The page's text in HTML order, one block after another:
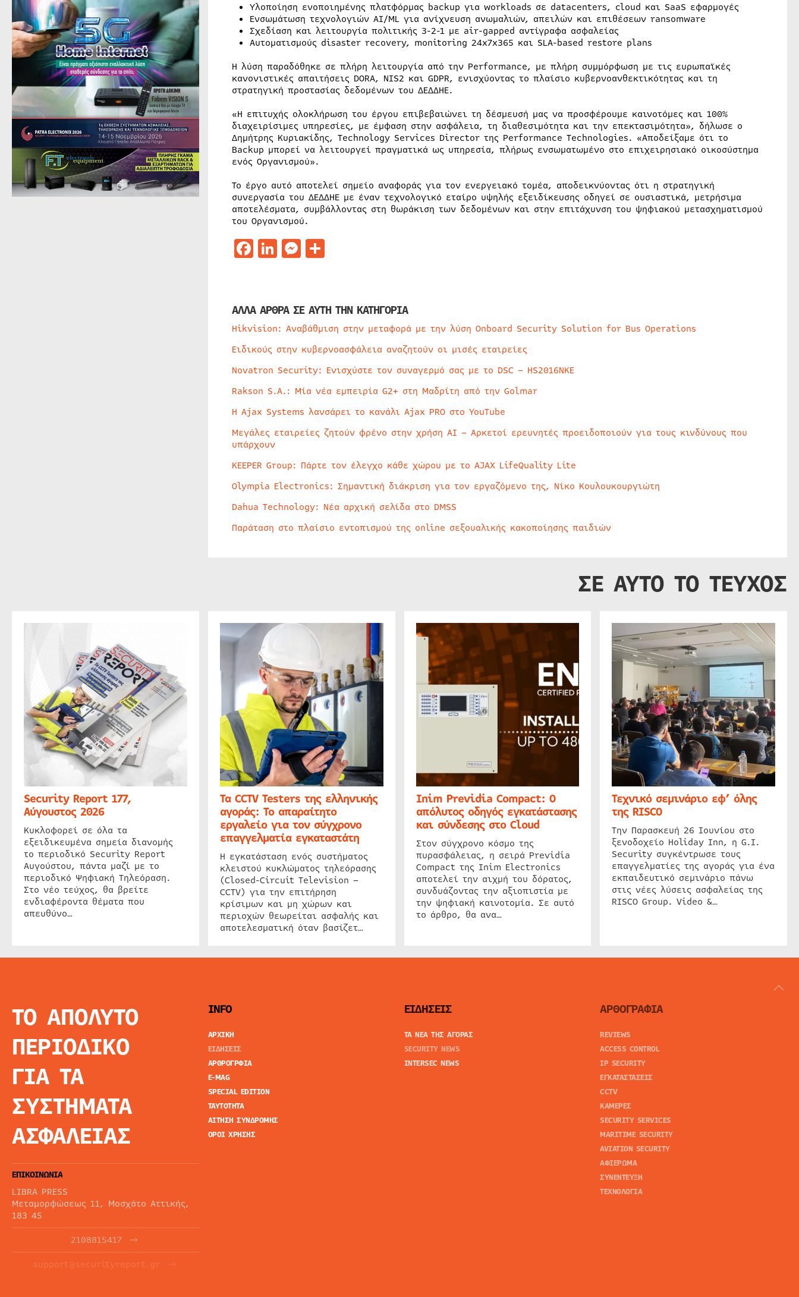
Υλοποίηση ενοποιημένης πλατφόρμας backup για workloads σε datacenters, cloud και SaaS εφαρμογές
Ενσωμάτωση τεχνολογιών AI/ML για ανίχνευση ανωμαλιών, απειλών και επιθέσεων ransomware
Σχεδίαση και λειτουργία πολιτικής 3-2-1 με air-gapped αντίγραφα ασφαλείας
Αυτοματισμούς disaster recovery, monitoring 24x7x365 και SLA-based restore plans
Η λύση παραδόθηκε σε πλήρη λειτουργία από την Performance, με πλήρη συμμόρφωση με τις ευρωπαϊκές
κανονιστικές απαιτήσεις DORA, NIS2 και GDPR, ενισχύοντας το πλαίσιο κυβερνοανθεκτικότητας και τη
στρατηγική προστασίας δεδομένων του ΔΕΔΔΗΕ.
«Η επιτυχής ολοκλήρωση του έργου επιβεβαιώνει τη δέσμευσή μας να προσφέρουμε καινοτόμες και 100%
διαχειρίσιμες υπηρεσίες, με έμφαση στην ασφάλεια, τη διαθεσιμότητα και την επεκτασιμότητα», δήλωσε ο
Δημήτρης Κυριακίδης, Technology Services Director της Performance Technologies. «Αποδείξαμε ότι το
Backup μπορεί να λειτουργεί πραγματικά ως υπηρεσία, πλήρως ενσωματωμένο στο επιχειρησιακό οικοσύστημα
ενός Οργανισμού».
Το έργο αυτό αποτελεί σημείο αναφοράς για τον ενεργειακό τομέα, αποδεικνύοντας ότι η στρατηγική
συνεργασία του ΔΕΔΔΗΕ με έναν τεχνολογικό εταίρο υψηλής εξειδίκευσης οδηγεί σε ουσιαστικά, μετρήσιμα
αποτελέσματα, συμβάλλοντας στη θωράκιση των δεδομένων και στην επιτάχυνση του ψηφιακού μετασχηματισμού
του Οργανισμού.
Facebook
LinkedIn
Messenger
Μοιραστείτε
ΑΛΛΑ ΑΡΘΡΑ ΣΕ ΑΥΤΗ ΤΗΝ ΚΑΤΗΓΟΡΙΑ
Hikvision: Αναβάθμιση στην μεταφορά με την λύση Onboard Security Solution for Bus Operations
Ειδικούς στην κυβερνοασφάλεια αναζητούν οι μισές εταιρείες
Novatron Security: Ενισχύστε τον συναγερμό σας με το DSC – HS2016NKE
Rakson S.A.: Μία νέα εμπειρία G2+ στη Μαδρίτη από την Golmar
Η Ajax Systems λανσάρει το κανάλι Ajax PRO στο YouTube
Μεγάλες εταιρείες ζητούν φρένο στην χρήση AI – Αρκετοί ερευνητές προειδοποιούν για τους κινδύνους που
υπάρχουν
KEEPER Group: Πάρτε τον έλεγχο κάθε χώρου με το AJAX LifeQuality Lite
Olympia Electronics: Σημαντική διάκριση για τον εργαζόμενο της, Νίκο Κουλουκουργιώτη
Dahua Technology: Νέα αρχική σελίδα στο DMSS
Παράταση στο πλαίσιο εντοπισμού της online σεξουαλικής κακοποίησης παιδιών
ΣΕ ΑΥΤΟ ΤΟ ΤΕΥΧΟΣ
Security Report 177,
Αύγουστος 2026
Κυκλοφορεί σε όλα τα
εξειδικευμένα σημεία διανομής
το περιοδικό Security Report
Αυγούστου, πάντα μαζί με το
περιοδικό Ψηφιακή Τηλεόραση.
Στο νέο τεύχος, θα βρείτε
ενδιαφέροντα θέματα που
απευθύνο…
Τα CCTV Testers της ελληνικής
αγοράς: Το απαραίτητο
εργαλείο για τον σύγχρονο
επαγγελματία εγκαταστάτη
Η εγκατάσταση ενός συστήματος
κλειστού κυκλώματος τηλεόρασης
(Closed-Circuit Television –
CCTV) για την επιτήρηση
κρίσιμων και μη χώρων και
περιοχών θεωρείται ασφαλής και
αποτελεσματική όταν βασίζετ…
Inim Previdia Compact: Ο
απόλυτος οδηγός εγκατάστασης
και σύνδεσης στο Cloud
Στον σύγχρονο κόσμο της
πυρασφάλειας, η σειρά Previdia
Compact της Inim Electronics
αποτελεί την αιχμή του δόρατος,
συνδυάζοντας την αξιοπιστία με
την ψηφιακή καινοτομία. Σε αυτό
το άρθρο, θα ανα…
Τεχνικό σεμινάριο εφ’ όλης
της RISCO
Την Παρασκευή 26 Ιουνίου στο
ξενοδοχείο Holiday Inn, η G.I.
Security συγκέντρωσε τους
επαγγελματίες της αγοράς για ένα
εκπαιδευτικό σεμινάριο πάνω
στις νέες λύσεις ασφαλείας της
RISCO Group. Video &…
ΤΟ ΑΠΟΛΥΤΟ
ΠΕΡΙΟΔΙΚΟ
ΓΙΑ ΤΑ
ΣΥΣΤΗΜΑΤΑ
ΑΣΦΑΛΕΙΑΣ
ΕΠΙΚΟΙΝΩΝΙΑ
LIBRA PRESS
Μεταμορφώσεως 11, Μοσχάτο Αττικής,
183 45
2108815417
support@securityreport.gr
INFO
ΑΡΧΙΚΗ
ΕΙΔΗΣΕΙΣ
ΑΡΘΡΟΓΡΦΙΑ
E-MAG
SPECIAL EDITION
ΤΑΥΤΟΤΗΤΑ
ΑΙΤΗΣΗ ΣΥΝΔΡΟΜΗΣ
ΟΡΟΙ ΧΡΗΣΗΣ
ΕΙΔΗΣΕΙΣ
ΤΑ ΝΕΑ ΤΗΣ ΑΓΟΡΑΣ
SECURITY NEWS
INTERSEC NEWS
ΑΡΘΟΓΡΑΦΙΑ
REVIEWS
ACCESS CONTROL
IP SECURITY
ΕΓΚΑΤΑΣΤΑΣΕΙΣ
CCTV
ΚΑΜΕΡΕΣ
SECURITY SERVICES
MARITIME SECURITY
AVIATION SECURITY
ΑΦΙΕΡΩΜΑ
ΣΥΝΕΝΤΕΥΞΗ
ΤΕΧΝΟΛΟΓΙΑ